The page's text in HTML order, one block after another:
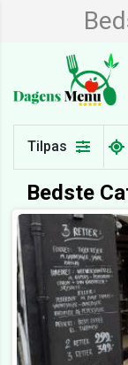
Tilpas
Bedste